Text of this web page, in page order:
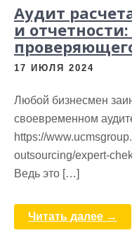
Аудит
и
17 ИЮЛЯ 2024
Любой бизнесмен
своевременном
https://
outsourcing/expert-
Ведь это […]
Читать далее →